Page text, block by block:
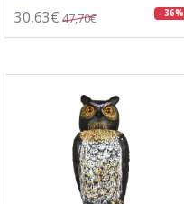
30,63€ 47,70€ - 36%